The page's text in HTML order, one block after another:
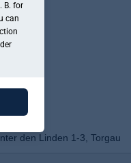
den Linden 1-3, Torgau
B. for
can